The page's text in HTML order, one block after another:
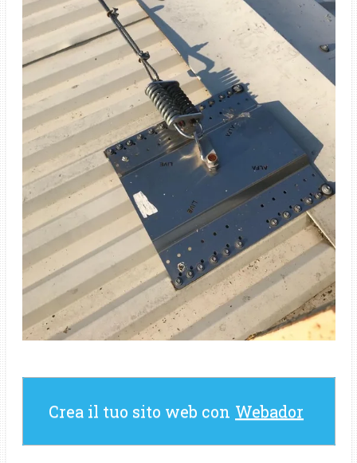
Crea il tuo sito web con Webador